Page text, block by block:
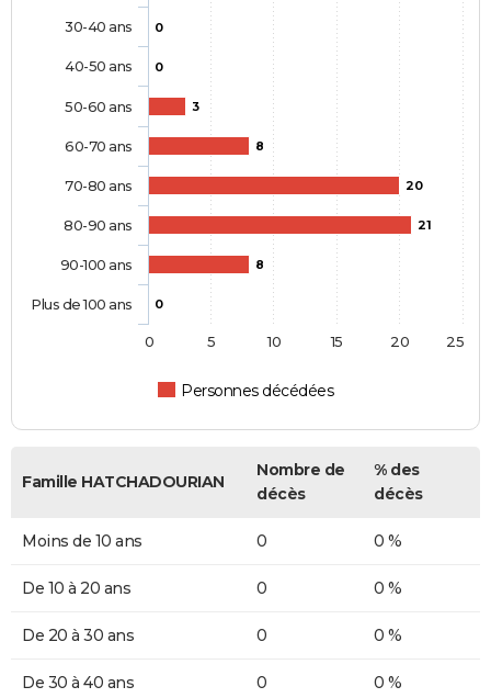
0
0
3
8
20
21
8
0
Personnes décédées
30-40 ans
40-50 ans
50-60 ans
60-70 ans
70-80 ans
80-90 ans
90-100 ans
Plus de 100 ans
0 5 10 15 20 25
Famille HATCHADOURIAN
Nombre de
décès
% des
décès
Moins de 10 ans 0 0 %
De 10 à 20 ans 0 0 %
De 20 à 30 ans 0 0 %
De 30 à 40 ans 0 0 %